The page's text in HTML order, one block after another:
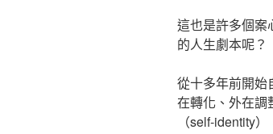
這也是許多個案
的人生劇本呢？
從十多年前開始
在轉化、外在調
（self-identity